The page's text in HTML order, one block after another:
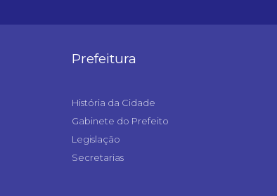
Prefeitura
História da Cidade
Gabinete do Prefeito
Legislação
Secretarias